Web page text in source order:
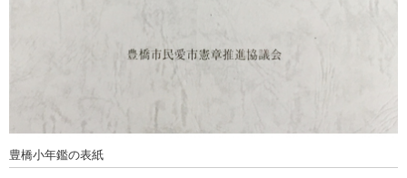
豊橋小年鑑の表紙